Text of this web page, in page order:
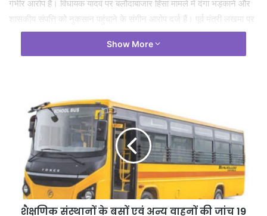
गंभीर आरोप हैं। विधायक यादव पर बलौदाबाजार हिंसा मामले में दंगा भड़काने और
शासकीय संपत्ति को नुकसान पहुंचाने के संगीन आरोप दर्ज हैं। पूर्व मंत्री लखमा पर
छत्तीसगढ़ को आर्थिक रूप से खोखला करने वाले शराब घोटाले में संलिप्तता का
गंभीर आरोप है। छत्तीसगढ़ में अपराधों और घोटालों के आधार पर नेताओं को पार्टी
Show More
शैक्षणिक संस्थानों के बसों एवं अन्य वाहनों की जांच 19